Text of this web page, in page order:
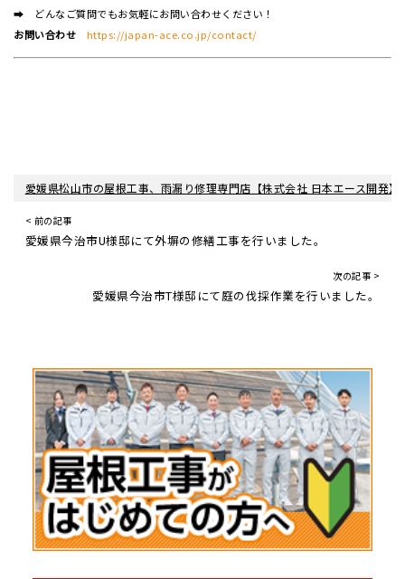
➡ どんなご質問でもお気軽にお問い合わせください！
お問い合わせ
https://japan-ace.co.jp/contact/
愛媛県松山市の屋根工事、雨漏り修理専門店【株式会社 日本エース開発】
< 前の記事
愛媛県今治市U様邸にて外塀の修繕工事を行いました。
次の記事 >
愛媛県今治市T様邸にて庭の伐採作業を行いました。